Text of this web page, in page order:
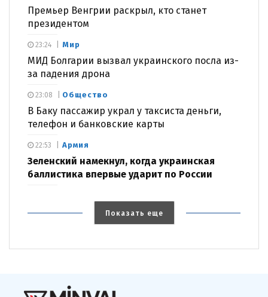
Премьер Венгрии раскрыл, кто станет
президентом
Мир
МИД Болгарии вызвал украинского посла из-
за падения дрона
23:24
Общество
В Баку пассажир украл у таксиста деньги,
телефон и банковские карты
23:08
Армия
Зеленский намекнул, когда украинская
баллистика впервые ударит по России
22:53
Показать еще